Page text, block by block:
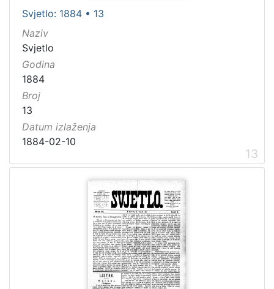
Svjetlo: 1884 • 13
Naziv
Svjetlo
Godina
1884
Broj
13
Datum izlaženja
1884-02-10
13